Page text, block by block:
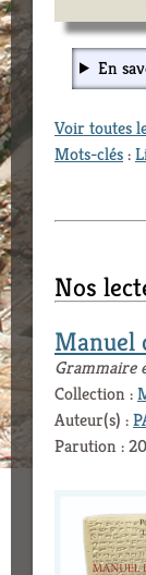
En
Voir toutes
Mots-clés:
Nos
Manuel
Grammaire
Collection :
Auteur(s) :
Parution :